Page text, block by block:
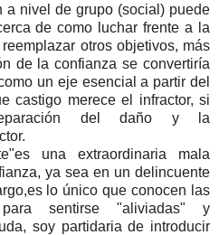
a nivel de grupo (social) puede
de como luchar frente a la
otros objetivos, más
de la confianza se convertiría
un eje esencial a partir del
castigo merece el infractor, si
del daño y la
una extraordinaria mala
ya sea en un delincuente
lo único que conocen las
sentirse "aliviadas" y
soy partidaria de introducir